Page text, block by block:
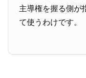
主導権を握る側が
て使うわけです。